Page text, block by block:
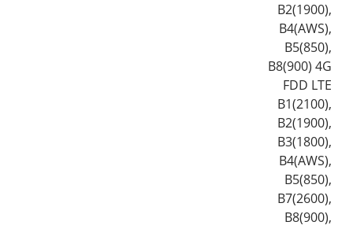
B2(1900),
B4(AWS),
B5(850),
B8(900) 4G
FDD LTE
B1(2100),
B2(1900),
B3(1800),
B4(AWS),
B5(850),
B7(2600),
B8(900),